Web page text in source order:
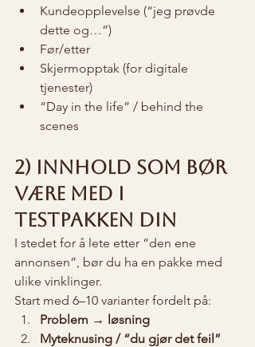
Kundeopplevelse (“jeg prøvde
dette og…”)
Før/etter
Skjermopptak (for digitale
tjenester)
“Day in the life” / behind the
scenes
2) Innhold som bør
være med i
testpakken din
I stedet for å lete etter “den ene
annonsen”, bør du ha en pakke med
ulike vinklinger.
Start med 6–10 varianter fordelt på:
Problem → løsning
Myteknusing / “du gjør det feil”